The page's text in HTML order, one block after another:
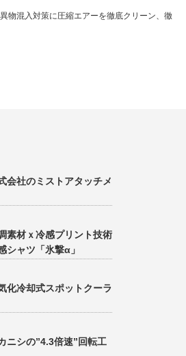
物混入対策に圧縮エアーを徹底クリーン、徹
会社のミストアタッチメ
素材ｘ冷感プリント技術
シャツ「氷撃α」
化冷却式スポットクーラ
ニシの”4.3倍速”回転工